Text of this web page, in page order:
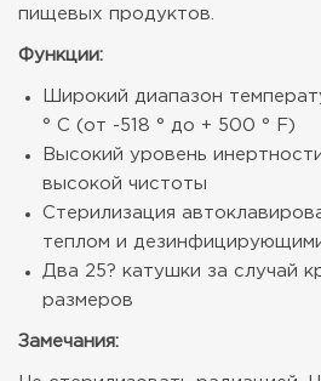
пищевых продуктов.
Функции:
Широкий диапазон
° C (от -518 ° до + 500 ° F)
Высокий уровень
высокой чистоты
Стерилизация
теплом и
Два 25? катушки за случай
размеров
Замечания: